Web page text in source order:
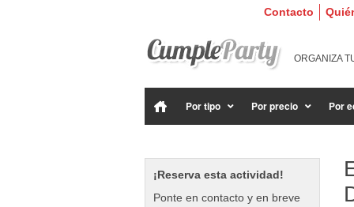
Contacto
ORGANIZA
Por tipo Por precio Por
¡Reserva esta actividad!
Ponte en contacto y en breve